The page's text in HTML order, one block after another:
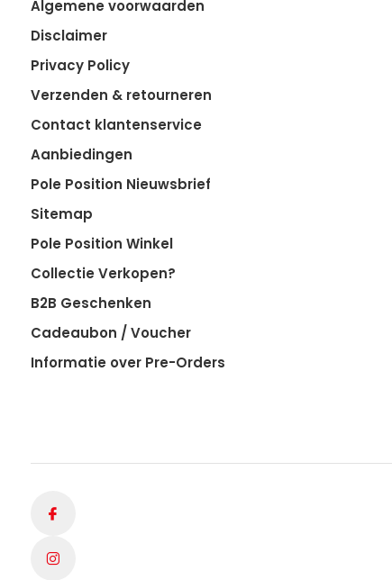
Algemene voorwaarden
Disclaimer
Privacy Policy
Verzenden & retourneren
Contact klantenservice
Aanbiedingen
Pole Position Nieuwsbrief
Sitemap
Pole Position Winkel
Collectie Verkopen?
B2B Geschenken
Cadeaubon / Voucher
Informatie over Pre-Orders